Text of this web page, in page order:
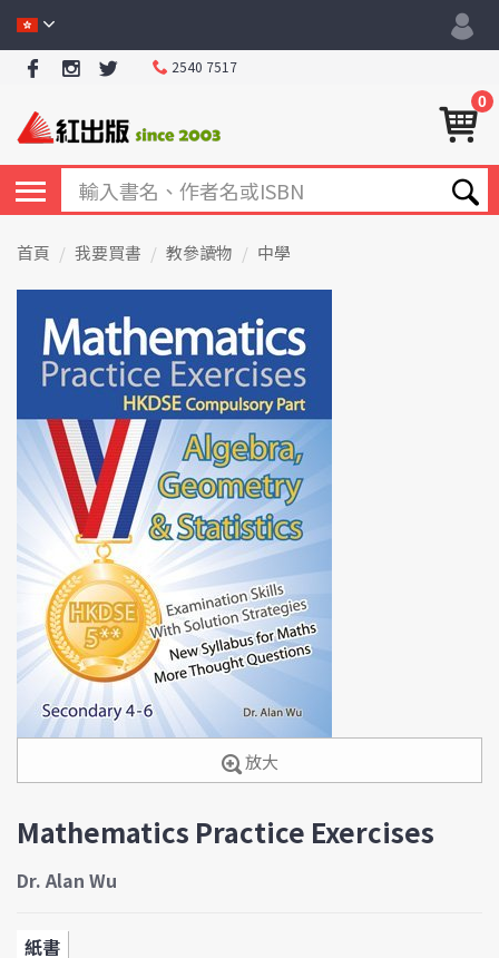
2540 7517
0
首頁 我要買書 教參讀物 中學
放大
Mathematics Practice Exercises
Dr. Alan Wu
紙書